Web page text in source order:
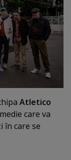
Atletico
care va
în care se